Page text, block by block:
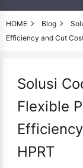
HOME Blog
Efficiency and Cut
Solusi
Flexible
HPRT